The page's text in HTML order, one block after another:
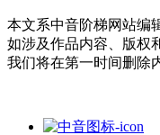
本文系中音阶梯网站编
如涉及作品内容、版权
我们将在第一时间删除